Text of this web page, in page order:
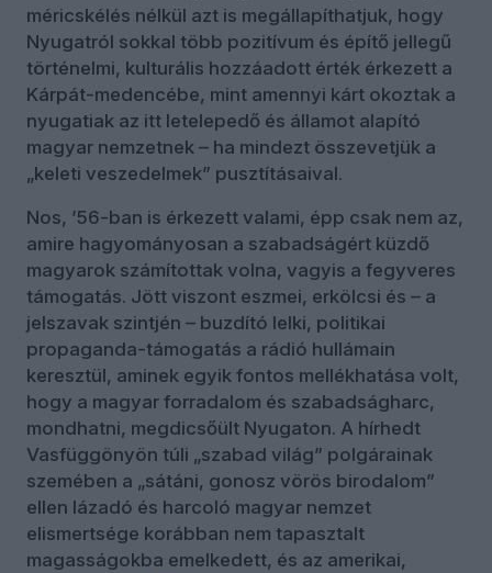
méricskélés nélkül azt is megállapíthatjuk, hogy
Nyugatról sokkal több pozitívum és építő jellegű
történelmi, kulturális hozzáadott érték érkezett a
Kárpát-medencébe, mint amennyi kárt okoztak a
nyugatiak az itt letelepedő és államot alapító
magyar nemzetnek – ha mindezt összevetjük a
„keleti veszedelmek” pusztításaival.
Nos, ’56-ban is érkezett valami, épp csak nem az,
amire hagyományosan a szabadságért küzdő
magyarok számítottak volna, vagyis a fegyveres
támogatás. Jött viszont eszmei, erkölcsi és – a
jelszavak szintjén – buzdító lelki, politikai
propaganda-támogatás a rádió hullámain
keresztül, aminek egyik fontos mellékhatása volt,
hogy a magyar forradalom és szabadságharc,
mondhatni, megdicsőült Nyugaton. A hírhedt
Vasfüggönyön túli „szabad világ” polgárainak
szemében a „sátáni, gonosz vörös birodalom”
ellen lázadó és harcoló magyar nemzet
elismertsége korábban nem tapasztalt
magasságokba emelkedett, és az amerikai,